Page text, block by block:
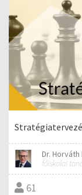
Dr. Horváth
főiskolai
61